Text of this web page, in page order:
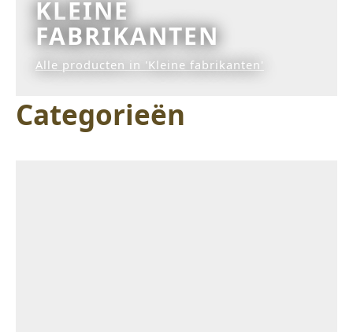
KLEINE
FABRIKANTEN
Alle producten in 'Kleine fabrikanten'
Categorieën